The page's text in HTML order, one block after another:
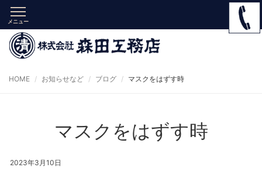
メニュー
HOME お知らせなど ブログ マスクをはずす時
マスクをはずす時
2023年3月10日